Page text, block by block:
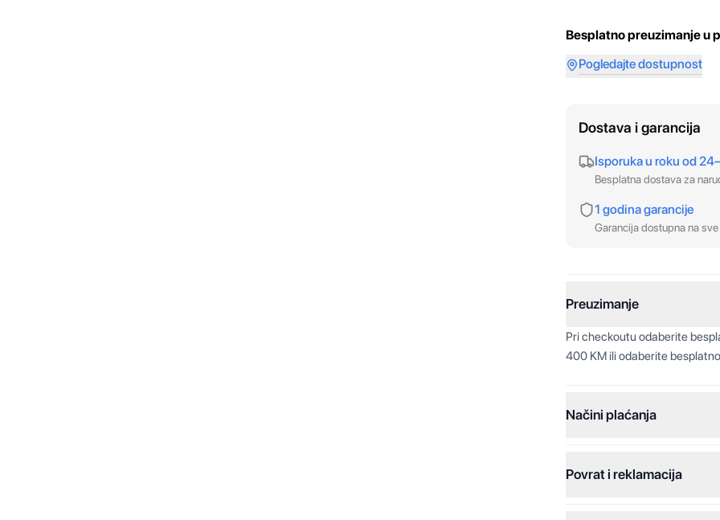
Besplatno preuzimanje u
Pogledajte dostupnost
Dostava i garancija
Isporuka u roku od
Besplatna dostava za
1 godina garancije
Garancija dostupna na
Preuzimanje
Pri checkoutu odaberite
400 KM ili odaberite
Načini plaćanja
Jednokratna plaćanja:
Povrat i reklamacija